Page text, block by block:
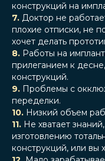
конструкций на
7. Доктор не
плохие отписки, не
хочет делать
8. Работы на
прилеганием к
конструкций.
9. Проблемы с
переделки.
10. Низкий объем
11. Не хватает
изготовлению
конструкций, или вы